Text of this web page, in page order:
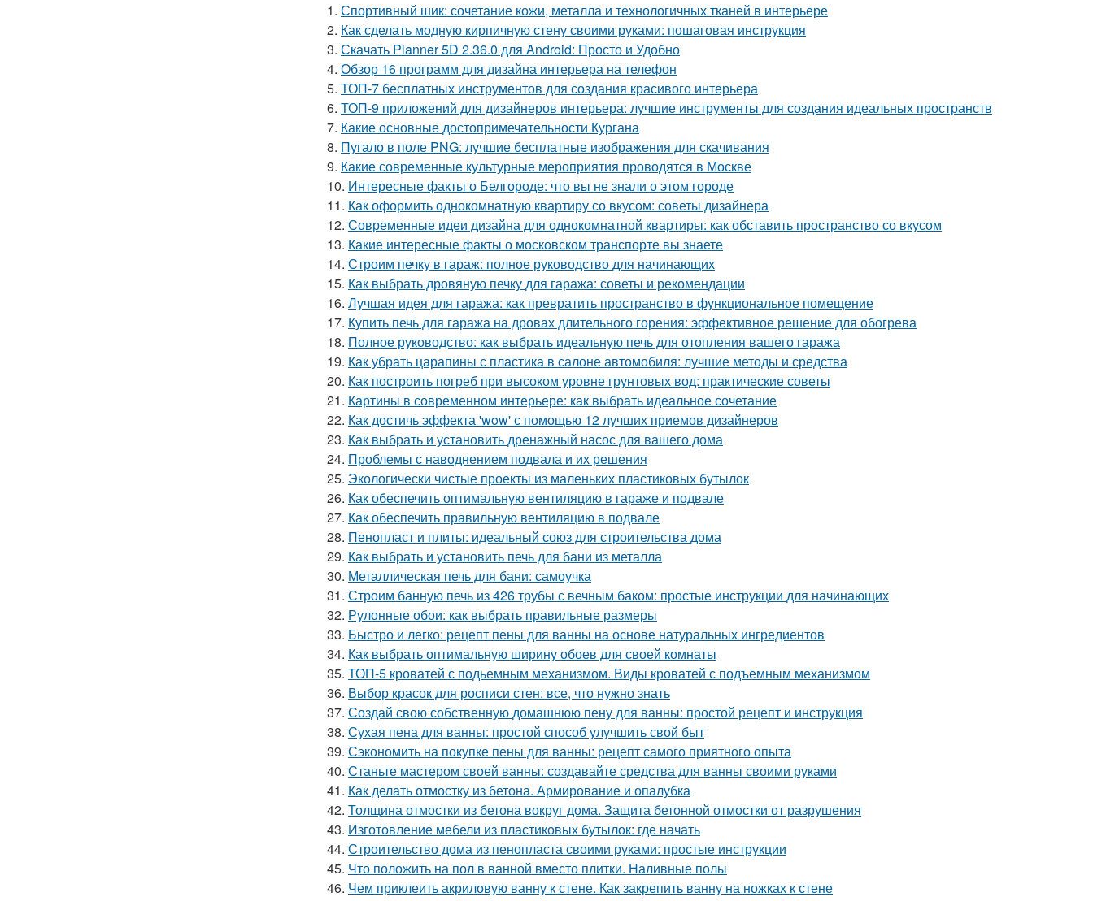
1. Спортивный шик: сочетание кожи, металла и технологичных тканей в интерьере
2. Как сделать модную кирпичную стену своими руками: пошаговая инструкция
3. Скачать Planner 5D 2.36.0 для Android: Просто и Удобно
4. Обзор 16 программ для дизайна интерьера на телефон
5. ТОП-7 бесплатных инструментов для создания красивого интерьера
6. ТОП-9 приложений для дизайнеров интерьера: лучшие инструменты для создания идеальных пространств
7. Какие основные достопримечательности Кургана
8. Пугало в поле PNG: лучшие бесплатные изображения для скачивания
9. Какие современные культурные мероприятия проводятся в Москве
10. Интересные факты о Белгороде: что вы не знали о этом городе
11. Как оформить однокомнатную квартиру со вкусом: советы дизайнера
12. Современные идеи дизайна для однокомнатной квартиры: как обставить пространство со вкусом
13. Какие интересные факты о московском транспорте вы знаете
14. Строим печку в гараж: полное руководство для начинающих
15. Как выбрать дровяную печку для гаража: советы и рекомендации
16. Лучшая идея для гаража: как превратить пространство в функциональное помещение
17. Купить печь для гаража на дровах длительного горения: эффективное решение для обогрева
18. Полное руководство: как выбрать идеальную печь для отопления вашего гаража
19. Как убрать царапины с пластика в салоне автомобиля: лучшие методы и средства
20. Как построить погреб при высоком уровне грунтовых вод: практические советы
21. Картины в современном интерьере: как выбрать идеальное сочетание
22. Как достичь эффекта 'wow' с помощью 12 лучших приемов дизайнеров
23. Как выбрать и установить дренажный насос для вашего дома
24. Проблемы с наводнением подвала и их решения
25. Экологически чистые проекты из маленьких пластиковых бутылок
26. Как обеспечить оптимальную вентиляцию в гараже и подвале
27. Как обеспечить правильную вентиляцию в подвале
28. Пенопласт и плиты: идеальный союз для строительства дома
29. Как выбрать и установить печь для бани из металла
30. Металлическая печь для бани: самоучка
31. Строим банную печь из 426 трубы с вечным баком: простые инструкции для начинающих
32. Рулонные обои: как выбрать правильные размеры
33. Быстро и легко: рецепт пены для ванны на основе натуральных ингредиентов
34. Как выбрать оптимальную ширину обоев для своей комнаты
35. ТОП-5 кроватей с подьемным механизмом. Виды кроватей с подъемным механизмом
36. Выбор красок для росписи стен: все, что нужно знать
37. Создай свою собственную домашнюю пену для ванны: простой рецепт и инструкция
38. Сухая пена для ванны: простой способ улучшить свой быт
39. Сэкономить на покупке пены для ванны: рецепт самого приятного опыта
40. Станьте мастером своей ванны: создавайте средства для ванны своими руками
41. Как делать отмостку из бетона. Армирование и опалубка
42. Толщина отмостки из бетона вокруг дома. Защита бетонной отмостки от разрушения
43. Изготовление мебели из пластиковых бутылок: где начать
44. Строительство дома из пенопласта своими руками: простые инструкции
45. Что положить на пол в ванной вместо плитки. Наливные полы
46. Чем приклеить акриловую ванну к стене. Как закрепить ванну на ножках к стене